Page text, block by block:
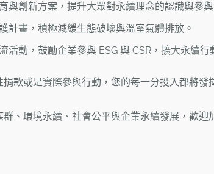
與創新方案，提升大眾對永續理念的認識與參與
計畫，積極減緩生態破壞與溫室氣體排放。
活動，鼓勵企業參與 ESG 與 CSR，擴大永續行
捐款或是實際參與行動，您的每一分投入都將
、環境永續、社會公平與企業永續發展，歡